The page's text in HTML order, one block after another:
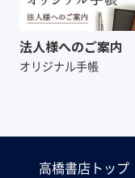
法人様へのご案内
オリジナル手帳
高橋書店トップ